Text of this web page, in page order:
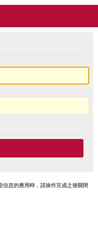
息的應用時，請操作完成之後關閉